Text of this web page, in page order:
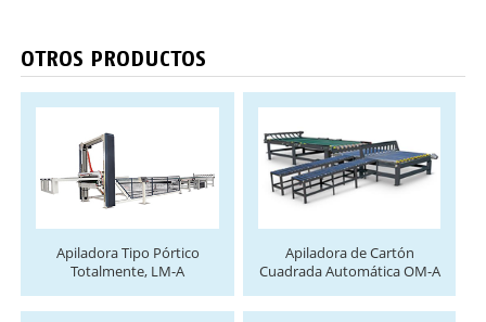
OTROS PRODUCTOS
Apiladora Tipo Pórtico
Totalmente, LM-A
Apiladora de Cartón
Cuadrada Automática OM-A